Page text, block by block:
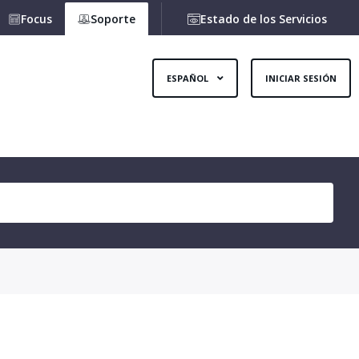
Focus Soporte Estado de los Servicios
ESPAÑOL INICIAR SESIÓN